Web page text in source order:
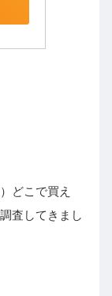
どこで買え
査してきまし